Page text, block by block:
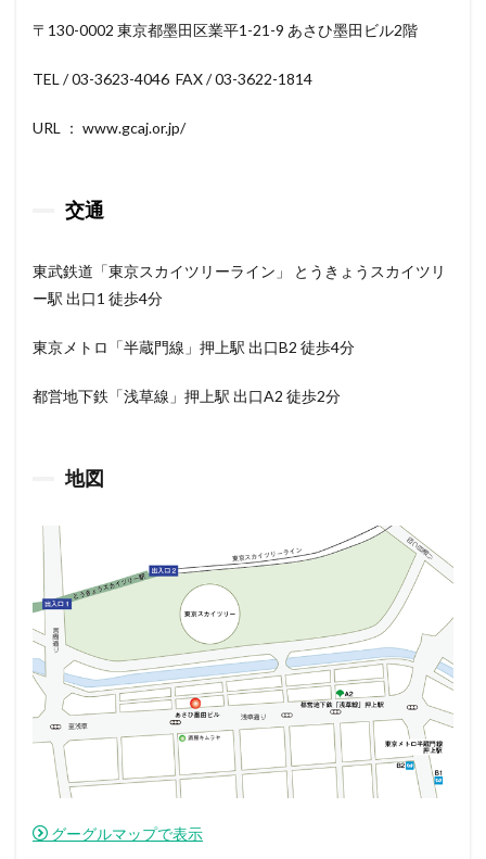
〒130-0002 東京都墨田区業平1-21-9 あさひ墨田ビル2階
TEL / 03-3623-4046 FAX / 03-3622-1814
URL ： www.gcaj.or.jp/
交通
東武鉄道「東京スカイツリーライン」 とうきょうスカイツリ
ー駅 出口1 徒歩4分
東京メトロ「半蔵門線」押上駅 出口B2 徒歩4分
都営地下鉄「浅草線」押上駅 出口A2 徒歩2分
地図
グーグルマップで表示